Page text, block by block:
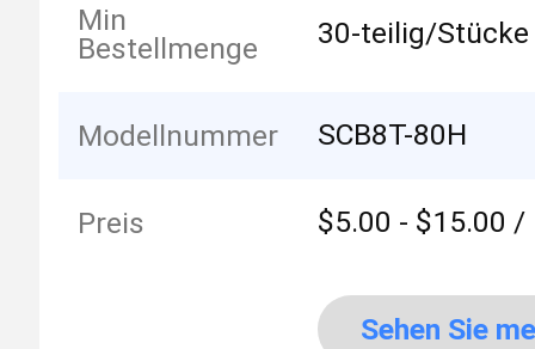
Min
Bestellmenge
30-teilig/Stücke
Modellnummer SCB8T-80H
Preis $5.00 - $15.00 /
Sehen Sie